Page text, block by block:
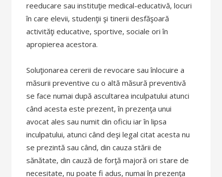
reeducare sau instituţie medical-educativă, locuri
în care elevii, studenţii şi tinerii desfăşoară
activităţi educative, sportive, sociale ori în
apropierea acestora.
Soluţionarea cererii de revocare sau înlocuire a
măsurii preventive cu o altă măsură preventivă
se face numai după ascultarea inculpatului atunci
când acesta este prezent, în prezenţa unui
avocat ales sau numit din oficiu iar în lipsa
inculpatului, atunci când deşi legal citat acesta nu
se prezintă sau când, din cauza stării de
sănătate, din cauză de forţă majoră ori stare de
necesitate, nu poate fi adus, numai în prezenţa